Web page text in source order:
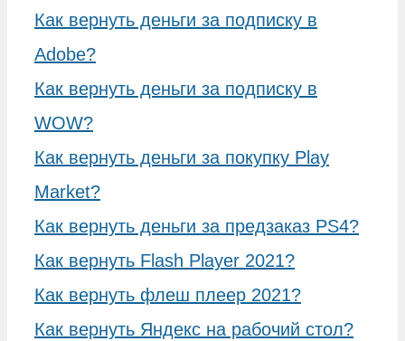
Как вернуть деньги за подписку в
Adobe?
Как вернуть деньги за подписку в
WOW?
Как вернуть деньги за покупку Play
Market?
Как вернуть деньги за предзаказ PS4?
Как вернуть Flash Player 2021?
Как вернуть флеш плеер 2021?
Как вернуть Яндекс на рабочий стол?